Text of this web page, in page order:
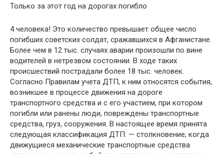
Только за этот год на дорогах погибло
4 человека! Это количество превышает общее число
погибших советских солдат, сражавшихся в Афганистане.
Более чем в 12 тыс. случаях аварии произошли по вине
водителей в нетрезвом состоянии. В ходе таких
происшествий пострадали более 18 тыс. человек.
Согласно Правилам учета ДТП, к ним относятся события,
возникшее в процессе движения на дороге
транспортного средства и с его участием, при котором
погибли или ранены люди, повреждены транспортные
средства, груз, сооружения. В настоящее время принята
следующая классификация ДТП: — столкновение, когда
движущиеся механические транспортные средства